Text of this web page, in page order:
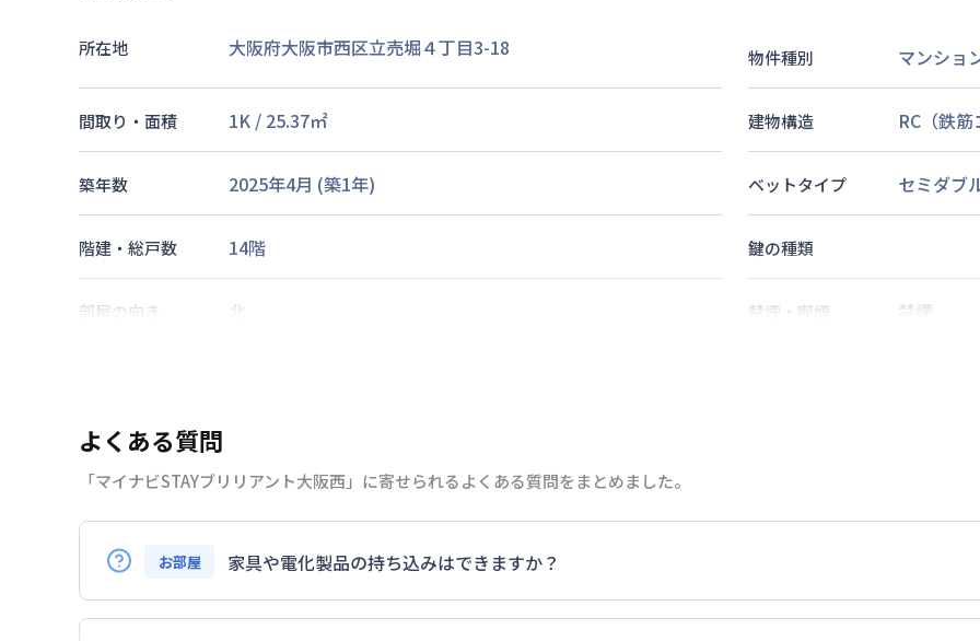
所在地 大阪府大阪市西区立売堀４丁目3-18 物件種別 マンショ
間取り・面積 1K / 25.37㎡ 建物構造 RC（鉄
築年数 2025年4月 (築1年) ベットタイプ セミダブ
階建・総戸数 14階 鍵の種類
部屋の向き 北 禁煙・喫煙 禁煙
駐車場
よくある質問
「マイナビSTAYブリリアント大阪西」に寄せられるよくある質問をまとめました。
お部屋
家具や電化製品の持ち込みはできますか？
お持ち込みいただけます。